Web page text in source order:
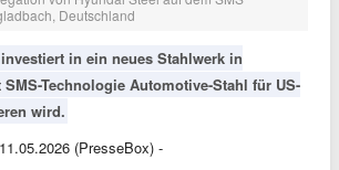
Deutschland
investiert in ein neues Stahlwerk in
Technologie Automotive-Stahl für US-
wird.
(PresseBox) -